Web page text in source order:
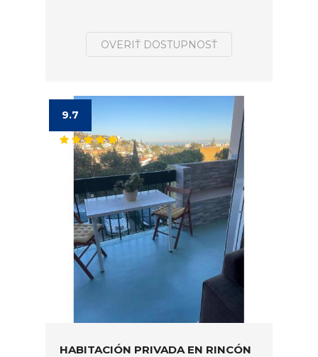
OVERIŤ DOSTUPNOSŤ
9.7
HABITACIÓN PRIVADA EN RINCÓN